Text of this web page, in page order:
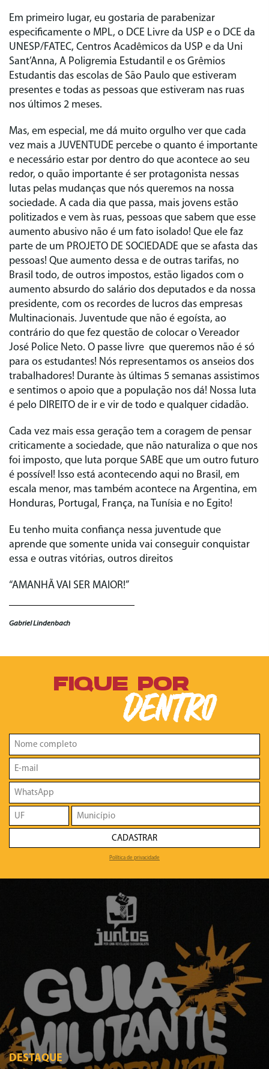
Em primeiro lugar, eu gostaria de parabenizar
especificamente o MPL, o DCE Livre da USP e o DCE da
UNESP/FATEC, Centros Acadêmicos da USP e da Uni
Sant’Anna, A Poligremia Estudantil e os Grêmios
Estudantis das escolas de São Paulo que estiveram
presentes e todas as pessoas que estiveram nas ruas
nos últimos 2 meses.
Mas, em especial, me dá muito orgulho ver que cada
vez mais a JUVENTUDE percebe o quanto é importante
e necessário estar por dentro do que acontece ao seu
redor, o quão importante é ser protagonista nessas
lutas pelas mudanças que nós queremos na nossa
sociedade. A cada dia que passa, mais jovens estão
politizados e vem às ruas, pessoas que sabem que esse
aumento abusivo não é um fato isolado! Que ele faz
parte de um PROJETO DE SOCIEDADE que se afasta das
pessoas! Que aumento dessa e de outras tarifas, no
Brasil todo, de outros impostos, estão ligados com o
aumento absurdo do salário dos deputados e da nossa
presidente, com os recordes de lucros das empresas
Multinacionais. Juventude que não é egoísta, ao
contrário do que fez questão de colocar o Vereador
José Police Neto. O passe livre que queremos não é só
para os estudantes! Nós representamos os anseios dos
trabalhadores! Durante às últimas 5 semanas assistimos
e sentimos o apoio que a população nos dá! Nossa luta
é pelo DIREITO de ir e vir de todo e qualquer cidadão.
Cada vez mais essa geração tem a coragem de pensar
criticamente a sociedade, que não naturaliza o que nos
foi imposto, que luta porque SABE que um outro futuro
é possível! Isso está acontecendo aqui no Brasil, em
escala menor, mas também acontece na Argentina, em
Honduras, Portugal, França, na Tunísia e no Egito!
Eu tenho muita confiança nessa juventude que
aprende que somente unida vai conseguir conquistar
essa e outras vitórias, outros direitos
“AMANHÃ VAI SER MAIOR!”
Gabriel Lindenbach
FIQUE POR
DENTRO
CADASTRAR
Política de privacidade
DESTAQUE